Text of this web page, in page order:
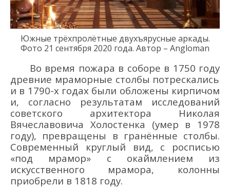
Южные трёхпролётные двухъярусные аркады.
Фото 21 сентября 2020 года. Автор – Angloman
Во время пожара в соборе в 1750 году
древние мраморные столбы потрескались
и в 1790-х годах были обложены кирпичом
и, согласно результатам исследований
советского архитектора Николая
Вячеславовича Холостенка (умер в 1978
году), превращены в гранённые столбы.
Современный круглый вид, с росписью
«под мрамор» с окаймлением из
искусственного
мрамора, колонны
приобрели в 1818 году.